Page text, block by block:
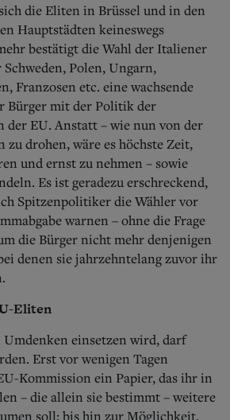
die Eliten in Brüssel und in den
Hauptstädten keineswegs
bestätigt die Wahl der Italiener
Polen, Ungarn,
Franzosen etc. eine wachsende
Bürger mit der Politik der
EU. Anstatt – wie nun von der
zu drohen, wäre es höchste Zeit,
und ernst zu nehmen – sowie
Es ist geradezu erschreckend,
Spitzenpolitiker die Wähler vor
warnen – ohne die Frage
die Bürger nicht mehr denjenigen
denen sie jahrzehntelang zuvor ihr
Eliten
Umdenken einsetzen wird, darf
Erst vor wenigen Tagen
Kommission ein Papier, das ihr in
– die allein sie bestimmt – weitere
soll; bis hin zur Möglichkeit,